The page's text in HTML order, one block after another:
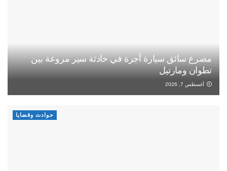
مصرع سائق سيارة أجرة في حادثة سير مروعة بين
تطوان ومارتيل
أغسطس 7, 2026
حوادث وقضايا